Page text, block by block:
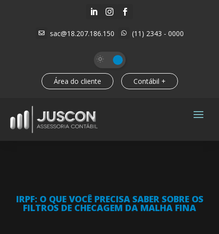
  
 sac@18.207.186.150  (11) 2343 - 0000
Área do cliente Contábil +
IRPF: O QUE VOCÊ PRECISA SABER SOBRE OS
FILTROS DE CHECAGEM DA MALHA FINA